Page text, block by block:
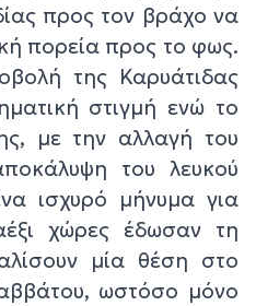
προς τον βράχο να
πορεία προς το φως.
της Καρυάτιδας
στιγμή ενώ το
με την αλλαγή του
του λευκού
ισχυρό μήνυμα για
χώρες έδωσαν τη
μία θέση στο
ωστόσο μόνο